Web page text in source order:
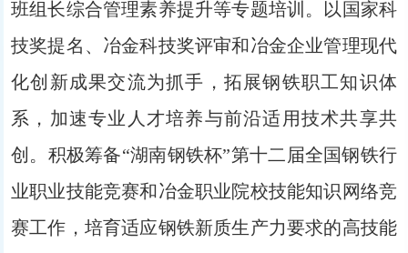
班组长综合管理素养提升等专题培训。以国家科
技奖提名、冶金科技奖评审和冶金企业管理现代
化创新成果交流为抓手，拓展钢铁职工知识体
系，加速专业人才培养与前沿适用技术共享共
创。积极筹备“湖南钢铁杯”第十二届全国钢铁行
业职业技能竞赛和冶金职业院校技能知识网络竞
赛工作，培育适应钢铁新质生产力要求的高技能